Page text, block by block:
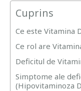
Cuprins
Ce este Vitamina
Ce rol are
Deficitul de
Simptome ale
(Hipovitaminoza